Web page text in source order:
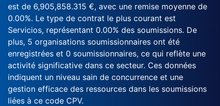
est de 6,905,858.315 €, avec une remise moyenne de
0.00%. Le type de contrat le plus courant est
Servicios, représentant 0.00% des soumissions. De
plus, 5 organisations soumissionnaires ont été
enregistrées et 0 soumissionnaires, ce qui reflète une
activité significative dans ce secteur. Ces données
indiquent un niveau sain de concurrence et une
gestion efficace des ressources dans les soumissions
liées à ce code CPV.